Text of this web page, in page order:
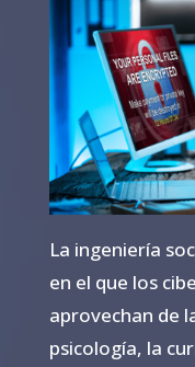
La ingeniería
en el que los
aprovechan de
psicología, la